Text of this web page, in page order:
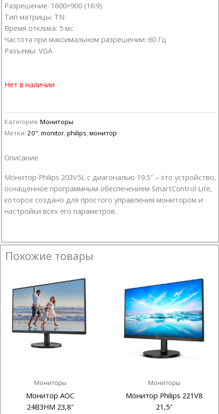
Разрешение: 1600×900 (16:9)
Тип матрицы: TN
Время отклика: 5 мс
Частота при максимальном разрешении: 60 Гц
Разъемы: VGA
Нет в наличии
Категория: Мониторы
Метки: 20",monitor,philips,монитор
Описание
Монитор Philips 203V5L с диагональю 19.5″ – это устройство,
оснащенное программным обеспечением SmartControl Lite,
которое создано для простого управления монитором и
настройки всех его параметров.
Похожие товары
Мониторы
Монитор AOC
24B3HM 23,8″
Мониторы
Монитор Philips 221V8
21,5″